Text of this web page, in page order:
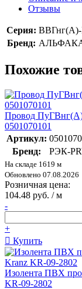
Отзывы
Серия: ВВГнг(А)-
Бренд:
Похожие
Провод
0501070101
Артикул:
Бренд:
РЭК-
На складе 1619 м
Обновлено 07.08.2026
Розничная цена:
104.48 руб. / м
-
+
Купить
Изолента ПВХ
KR-09-2802